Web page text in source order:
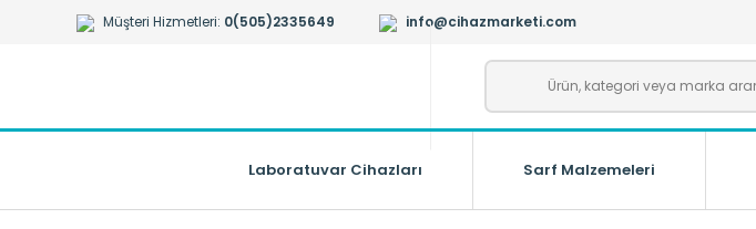
Müşteri Hizmetleri: 0(505)2335649 info@cihazmarketi.com
Laboratuvar Cihazları Sarf Malzemeleri